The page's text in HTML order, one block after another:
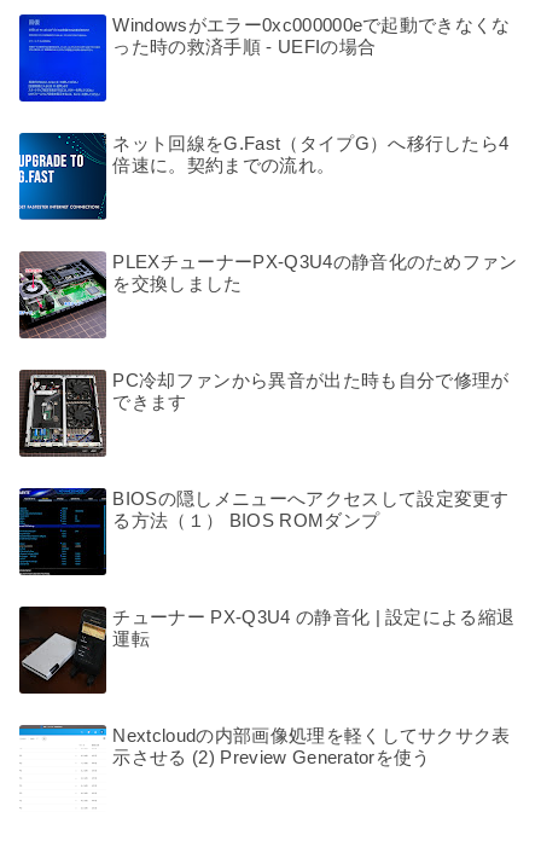
Windowsがエラー0xc000000eで起動できなくな
った時の救済手順 - UEFIの場合
ネット回線をG.Fast（タイプG）へ移行したら4
倍速に。契約までの流れ。
PLEXチューナーPX-Q3U4の静音化のためファン
を交換しました
PC冷却ファンから異音が出た時も自分で修理が
できます
BIOSの隠しメニューへアクセスして設定変更す
る方法（１） BIOS ROMダンプ
チューナー PX-Q3U4 の静音化 | 設定による縮退
運転
Nextcloudの内部画像処理を軽くしてサクサク表
示させる (2) Preview Generatorを使う